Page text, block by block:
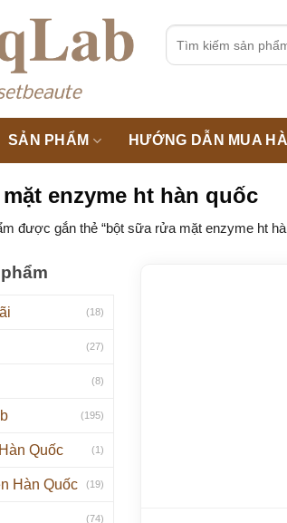
Tìm
SẢN PHẨM HƯỚNG DẪN MUA
enzyme ht hàn quốc
được gắn thẻ “bột sữa rửa mặt enzyme ht
(18)
(27)
(8)
(195)
Quốc (1)
Hàn Quốc (19)
(74)